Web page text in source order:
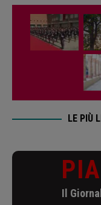
LE PIÙ
Il